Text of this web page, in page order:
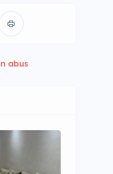
abus